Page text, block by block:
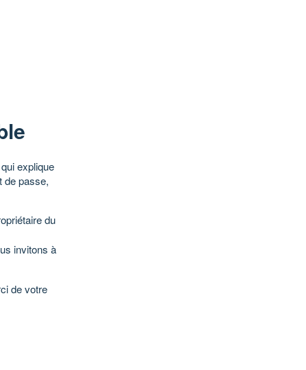
explique
de passe,
du
invitons à
de votre